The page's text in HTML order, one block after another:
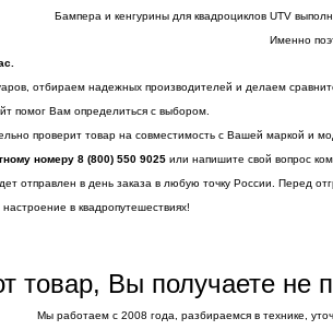
Бампера и кенгурины для квадроциклов UTV
Именно
отбираем надежных производителей и делаем
помог Вам определиться с выбором.
проверит товар на совместимость с Вашей маркой и
номеру 8 (800) 550 9025 или напишите свой вопрос
отправлен в день заказа в любую точку России. Перед
в квадропутешествиях!
товар, Вы получаете не
Мы работаем с 2008 года, разбираемся в технике,